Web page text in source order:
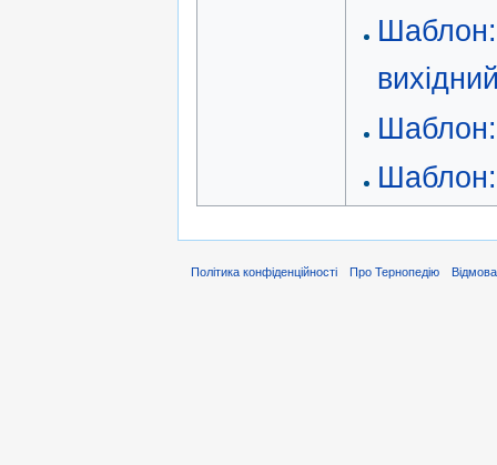
Політика конфіденційності Про Тернопедію